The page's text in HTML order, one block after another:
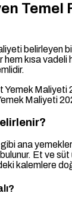
Temel
belirleyen
hem kısa
Maliyeti
ana
Et ve süt
kalemlere